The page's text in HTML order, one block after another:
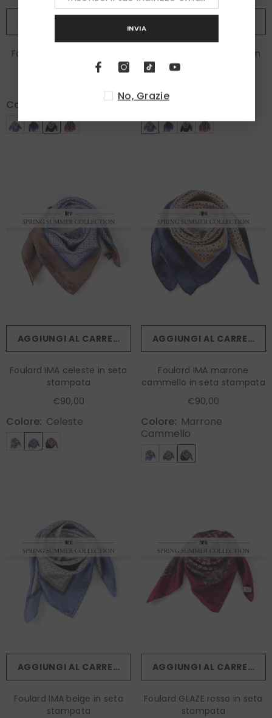
AGGIUNGI AL CARRELLO
Foulard MULTIBALL grigio in
seta stampata
Colore:
Foulard MULTIBALL beige in
seta stampata
Colore:
AGGIUNGI AL CARRELLO
Foulard IMA celeste in seta
stampata
€90,00
Colore: Celeste
AGGIUNGI AL CARRELLO
Foulard IMA marrone
cammello in seta stampata
€90,00
Colore: Marrone
Cammello
AGGIUNGI AL CARRELLO
Foulard IMA beige in seta
stampata
AGGIUNGI AL CARRELLO
Foulard GLAZE rosso in seta
stampata
INVIA
No, Grazie